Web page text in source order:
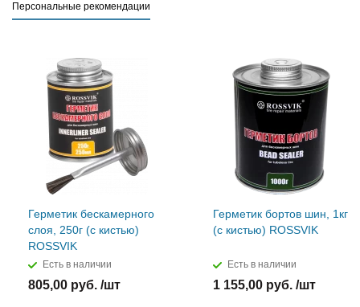
Персональные рекомендации
Герметик бескамерного
слоя, 250г (с кистью)
ROSSVIK
Есть в наличии
805,00 руб. /шт
Герметик бортов шин, 1кг
(с кистью) ROSSVIK
Есть в наличии
1 155,00 руб. /шт